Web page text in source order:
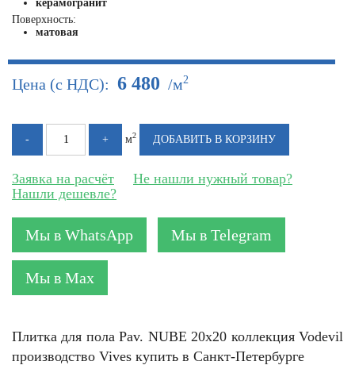
керамогранит
Поверхность:
матовая
Цена (с НДС): 6 480 /м2
м2
Заявка на расчёт
Не нашли нужный товар?
Нашли дешевле?
Мы в WhatsApp Мы в Telegram
Мы в Max
Плитка для пола Pav. NUBE 20x20 коллекция Vodevil
производство Vives купить в Санкт-Петербурге